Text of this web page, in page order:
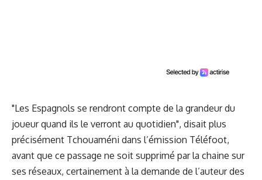
"Les Espagnols se rendront compte de la grandeur du
joueur quand ils le verront au quotidien", disait plus
précisément Tchouaméni dans l’émission Téléfoot,
avant que ce passage ne soit supprimé par la chaine sur
ses réseaux, certainement à la demande de l’auteur des